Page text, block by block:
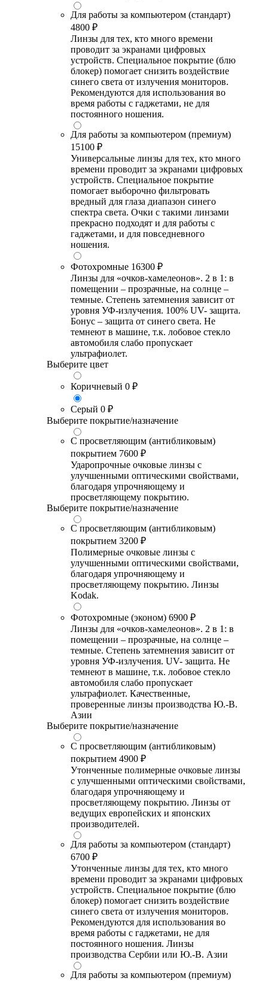
Для работы за компьютером (стандарт)
4800 ₽
Линзы для тех, кто много времени
проводит за экранами цифровых
устройств. Специальное покрытие (блю
блокер) помогает снизить воздействие
синего света от излучения мониторов.
Рекомендуются для использования во
время работы с гаджетами, не для
постоянного ношения.
Для работы за компьютером (премиум)
15100 ₽
Универсальные линзы для тех, кто много
времени проводит за экранами цифровых
устройств. Специальное покрытие
помогает выборочно фильтровать
вредный для глаза диапазон синего
спектра света. Очки с такими линзами
прекрасно подходят и для работы с
гаджетами, и для повседневного
ношения.
Фотохромные 16300 ₽
Линзы для «очков-хамелеонов». 2 в 1: в
помещении – прозрачные, на солнце –
темные. Степень затемнения зависит от
уровня УФ-излучения. 100% UV- защита.
Бонус – защита от синего света. Не
темнеют в машине, т.к. лобовое стекло
автомобиля слабо пропускает
ультрафиолет.
Выберите цвет
Коричневый 0 ₽
Серый 0 ₽
Выберите покрытие/назначение
С просветляющим (антибликовым)
покрытием 7600 ₽
Ударопрочные очковые линзы с
улучшенными оптическими свойствами,
благодаря упрочняющему и
просветляющему покрытию.
Выберите покрытие/назначение
С просветляющим (антибликовым)
покрытием 3200 ₽
Полимерные очковые линзы с
улучшенными оптическими свойствами,
благодаря упрочняющему и
просветляющему покрытию. Линзы
Kodak.
Фотохромные (эконом) 6900 ₽
Линзы для «очков-хамелеонов». 2 в 1: в
помещении – прозрачные, на солнце –
темные. Степень затемнения зависит от
уровня УФ-излучения. UV- защита. Не
темнеют в машине, т.к. лобовое стекло
автомобиля слабо пропускает
ультрафиолет. Качественные,
проверенные линзы производства Ю.-В.
Азии
Выберите покрытие/назначение
С просветляющим (антибликовым)
покрытием 4900 ₽
Утонченные полимерные очковые линзы
с улучшенными оптическими свойствами,
благодаря упрочняющему и
просветляющему покрытию. Линзы от
ведущих европейских и японских
производителей.
Для работы за компьютером (стандарт)
6700 ₽
Утонченные линзы для тех, кто много
времени проводит за экранами цифровых
устройств. Специальное покрытие (блю
блокер) помогает снизить воздействие
синего света от излучения мониторов.
Рекомендуются для использования во
время работы с гаджетами, не для
постоянного ношения. Линзы
производства Сербии или Ю.-В. Азии
Для работы за компьютером (премиум)